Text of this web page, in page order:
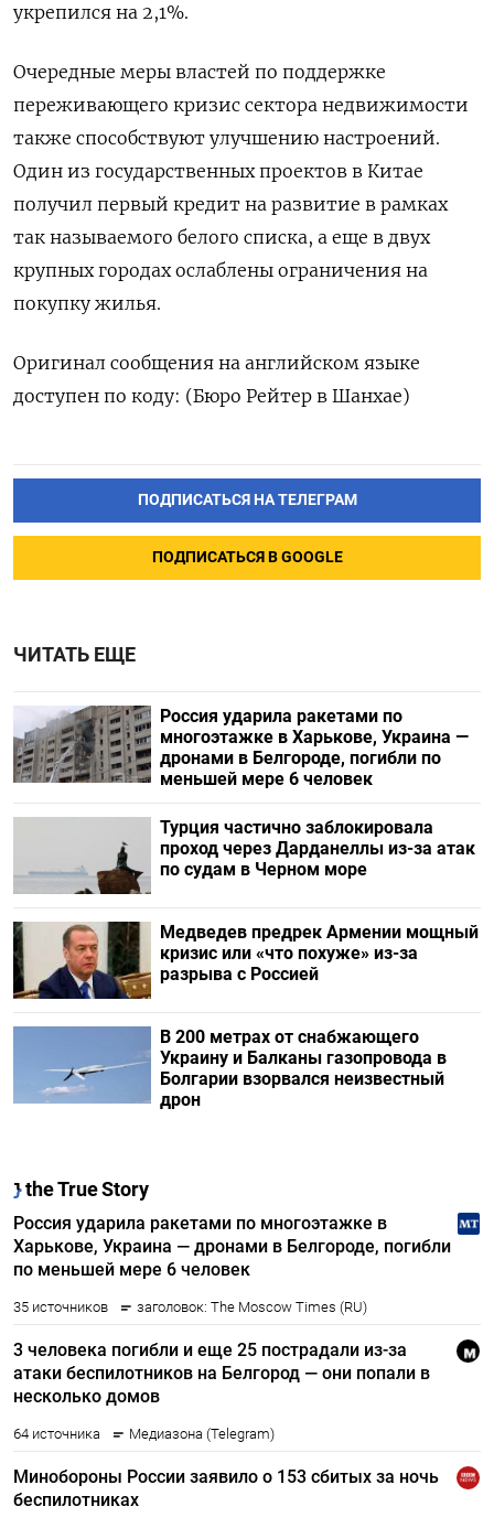
укрепился на 2,1%.
Очередные меры властей по поддержке
переживающего кризис сектора недвижимости
также способствуют улучшению настроений.
Один из государственных проектов в Китае
получил первый кредит на развитие в рамках
так называемого белого списка, а еще в двух
крупных городах ослаблены ограничения на
покупку жилья.
Оригинал сообщения на английском языке
доступен по коду: (Бюро Рейтер в Шанхае)
ПОДПИСАТЬСЯ НА ТЕЛЕГРАМ
ПОДПИСАТЬСЯ В GOOGLE
ЧИТАТЬ ЕЩЕ
Россия ударила ракетами по
многоэтажке в Харькове, Украина —
дронами в Белгороде, погибли по
меньшей мере 6 человек
Турция частично заблокировала
проход через Дарданеллы из-за атак
по судам в Черном море
Медведев предрек Армении мощный
кризис или «что похуже» из-за
разрыва с Россией
В 200 метрах от снабжающего
Украину и Балканы газопровода в
Болгарии взорвался неизвестный
дрон